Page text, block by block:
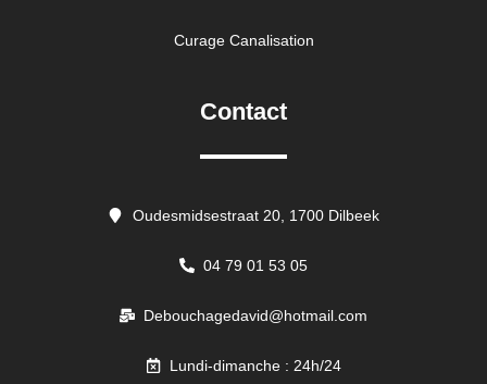
Curage Canalisation
Contact
Oudesmidsestraat 20, 1700 Dilbeek
04 79 01 53 05
Debouchagedavid@hotmail.com
Lundi-dimanche : 24h/24